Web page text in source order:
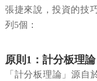
張捷來說，投資的技
列5個：
原則1：計分板理論
「計分板理論」源自